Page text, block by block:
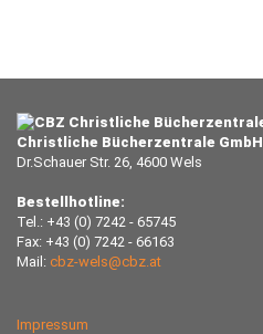
Christliche Bücherzentrale GmbH
Dr.Schauer Str. 26, 4600 Wels
Bestellhotline:
Tel.: +43 (0) 7242 - 65745
Fax: +43 (0) 7242 - 66163
Mail: cbz-wels@cbz.at
Impressum